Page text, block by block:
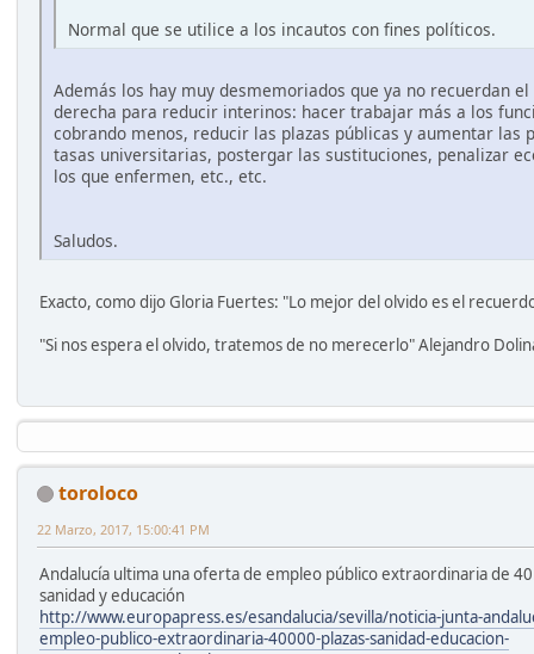
Normal que se utilice a los incautos con fines políticos.
Además los hay muy desmemoriados que ya no recuerdan
derecha para reducir interinos: hacer trabajar más a los
cobrando menos, reducir las plazas públicas y aumentar las
tasas universitarias, postergar las sustituciones, penalizar
los que enfermen, etc., etc.
Saludos.
Exacto, como dijo Gloria Fuertes: "Lo mejor del olvido es el
"Si nos espera el olvido, tratemos de no merecerlo" Alejandro
toroloco
22 Marzo, 2017, 15:00:41 PM
Andalucía ultima una oferta de empleo público extraordinaria de
sanidad y educación
http://www.europapress.es/esandalucia/sevilla/noticia-junta-
empleo-publico-extraordinaria-40000-plazas-sanidad-educacion-